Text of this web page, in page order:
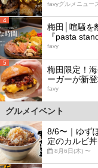
favyグルメニュー
4
梅田│喧騒を
『pasta
favy
5
梅田限定！
ーガーが新登
favy
グルメイベント
8/6〜｜ゆず
定のカルビ
8月6日(木) 〜